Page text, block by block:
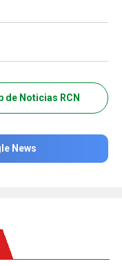
de Noticias RCN
News